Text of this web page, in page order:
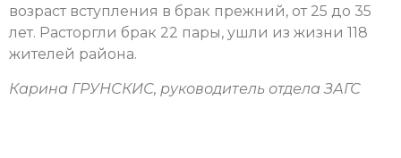
возраст вступления в брак прежний, от 25 до 35
лет. Расторгли брак 22 пары, ушли из жизни 118
жителей района.
Карина ГРУНСКИС, руководитель отдела ЗАГС